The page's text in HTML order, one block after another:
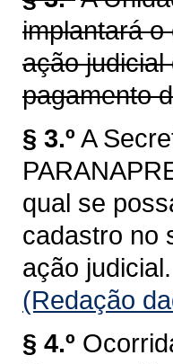
implantará
ação
pagamento
§ 3.º A
qual se
cadastro no
ação judicial.
(Redação
§ 4.º